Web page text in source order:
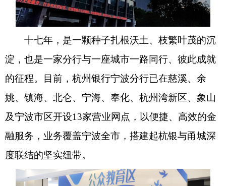
十七年，是一颗种子扎根沃土、枝繁叶茂的沉
淀，也是一家分行与一座城市一路同行、彼此成就
的征程。目前，杭州银行宁波分行已在慈溪、余
姚、镇海、北仑、宁海、奉化、杭州湾新区、象山
及宁波市区开设13家营业网点，以便捷、高效的金
融服务，业务覆盖宁波全市，搭建起杭银与甬城深
度联结的坚实纽带。